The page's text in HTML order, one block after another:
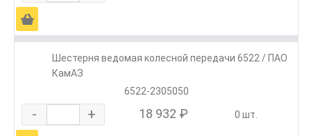
Ä
Шестерня ведомая колесной передачи 6522 / ПАО
КамАЗ
6522-2305050
- + 18 932 ₽ 0 шт.